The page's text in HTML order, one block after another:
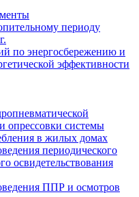
периоду
по энергосбережению и
эффективности
опрессовки системы
в жилых домах
периодического
освидетельствования
ППР и осмотров